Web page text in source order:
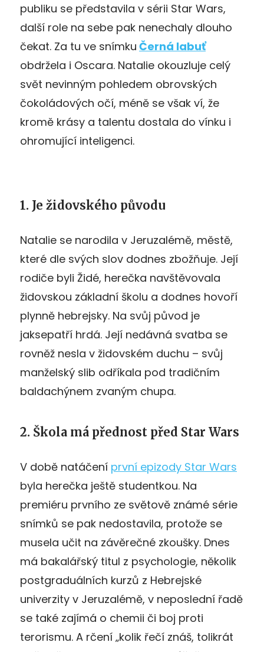
publiku se představila v sérii Star Wars,
další role na sebe pak nenechaly dlouho
čekat. Za tu ve snímku Černá labuť
obdržela i Oscara. Natalie okouzluje celý
svět nevinným pohledem obrovských
čokoládových očí, méně se však ví, že
kromě krásy a talentu dostala do vínku i
ohromující inteligenci.
1. Je židovského původu
Natalie se narodila v Jeruzalémě, městě,
které dle svých slov dodnes zbožňuje. Její
rodiče byli Židé, herečka navštěvovala
židovskou základní školu a dodnes hovoří
plynně hebrejsky. Na svůj původ je
jaksepatří hrdá. Její nedávná svatba se
rovněž nesla v židovském duchu – svůj
manželský slib odříkala pod tradičním
baldachýnem zvaným chupa.
2. Škola má přednost před Star Wars
V době natáčení první epizody Star Wars
byla herečka ještě studentkou. Na
premiéru prvního ze světově známé série
snímků se pak nedostavila, protože se
musela učit na závěrečné zkoušky. Dnes
má bakalářský titul z psychologie, několik
postgraduálních kurzů z Hebrejské
univerzity v Jeruzalémě, v neposlední řadě
se také zajímá o chemii či boj proti
terorismu. A rčení „kolik řečí znáš, tolikrát